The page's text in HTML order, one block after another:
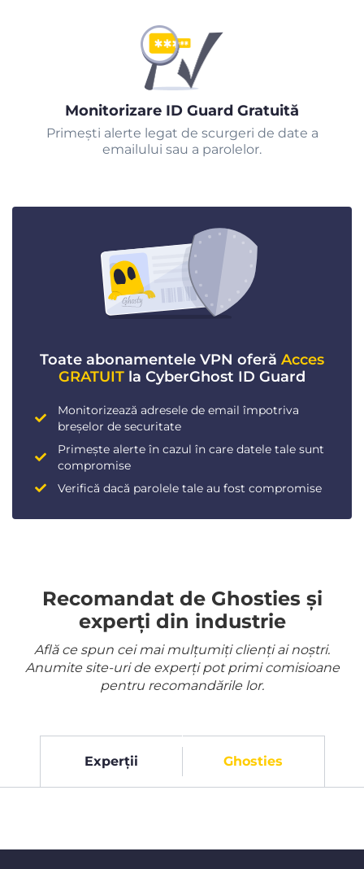
Monitorizare ID Guard Gratuită
Primeşti alerte legat de scurgeri de date a
emailului sau a parolelor.
Toate abonamentele VPN oferă Acces
GRATUIT la CyberGhost ID Guard
Monitorizează adresele de email împotriva
breșelor de securitate
Primește alerte în cazul în care datele tale sunt
compromise
Verifică dacă parolele tale au fost compromise
Recomandat de Ghosties și
experți din industrie
Află ce spun cei mai mulțumiți clienți ai noștri.
Anumite site-uri de experți pot primi comisioane
pentru recomandările lor.
Experții Ghosties